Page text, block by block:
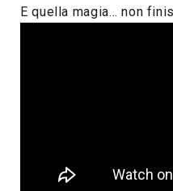
E quella magia… non